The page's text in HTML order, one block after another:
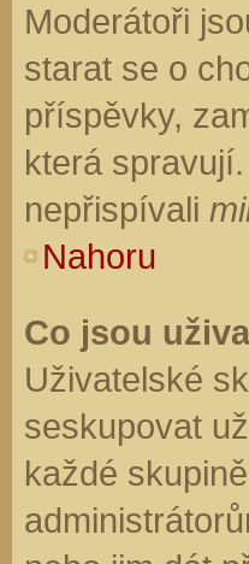
Moderátoři
starat se o
příspěvky,
která
nepřispívali
Nahoru
Co jsou
Uživatelské
seskupovat
každé